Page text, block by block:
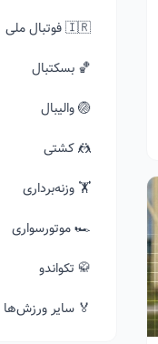
🇮🇷 فوتبال ملی
🏀 بسکتبال
🏐 والیبال
🤼 کشتی
🏋️ وزنه‌برداری
🏎️ موتورسواری
🥋 تکواندو
🏅 سایر ورزش‌ها